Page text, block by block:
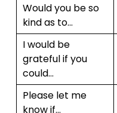
Would you be so
kind as to…
I would be
grateful if you
could…
Please let me
know if…